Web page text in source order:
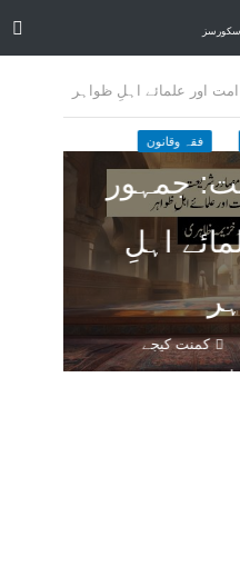
اور علمائے اہلِ ظواہر
فقہ وقانون
جمہور
اہلِ
کمنت کیجے